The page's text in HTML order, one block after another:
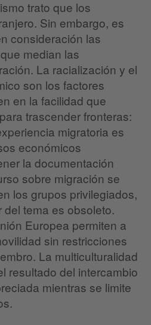
trato que los
Sin embargo, es
consideración las
median las
La racialización y el
son los factores
en la facilidad que
trascender fronteras:
migratoria es
económicos
la documentación
sobre migración se
los grupos privilegiados,
tema es obsoleto.
Europea permiten a
sin restricciones
La multiculturalidad
resultado del intercambio
mientras se limite